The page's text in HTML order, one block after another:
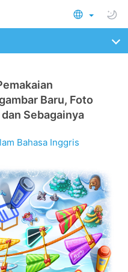
Baru, Foto
Sebagainya
Bahasa Inggris